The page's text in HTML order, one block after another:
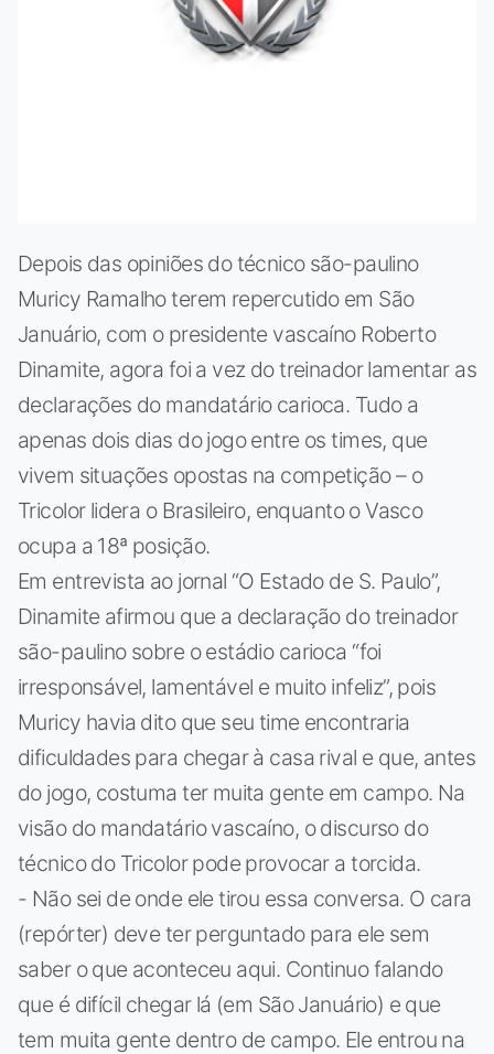
Depois das opiniões do técnico são-paulino
Muricy Ramalho terem repercutido em São
Januário, com o presidente vascaíno Roberto
Dinamite, agora foi a vez do treinador lamentar as
declarações do mandatário carioca. Tudo a
apenas dois dias do jogo entre os times, que
vivem situações opostas na competição – o
Tricolor lidera o Brasileiro, enquanto o Vasco
ocupa a 18ª posição.
Em entrevista ao jornal “O Estado de S. Paulo”,
Dinamite afirmou que a declaração do treinador
são-paulino sobre o estádio carioca “foi
irresponsável, lamentável e muito infeliz”, pois
Muricy havia dito que seu time encontraria
dificuldades para chegar à casa rival e que, antes
do jogo, costuma ter muita gente em campo. Na
visão do mandatário vascaíno, o discurso do
técnico do Tricolor pode provocar a torcida.
- Não sei de onde ele tirou essa conversa. O cara
(repórter) deve ter perguntado para ele sem
saber o que aconteceu aqui. Continuo falando
que é difícil chegar lá (em São Januário) e que
tem muita gente dentro de campo. Ele entrou na